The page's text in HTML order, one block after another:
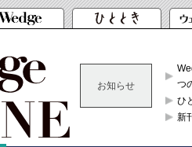
お知らせ
つ
ひ
新